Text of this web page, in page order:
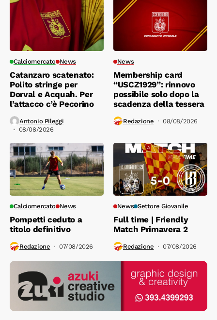
Calciomercato News
Catanzaro scatenato:
Polito stringe per
Dorval e Acquah. Per
l’attacco c’è Pecorino
Antonio Pileggi
08/08/2026
News
Membership card
“USCZ1929”: rinnovo
possibile solo dopo la
scadenza della tessera
Redazione 08/08/2026
Calciomercato News
Pompetti ceduto a
titolo definitivo
Redazione 07/08/2026
News Settore Giovanile
Full time | Friendly
Match Primavera 2
Redazione 07/08/2026